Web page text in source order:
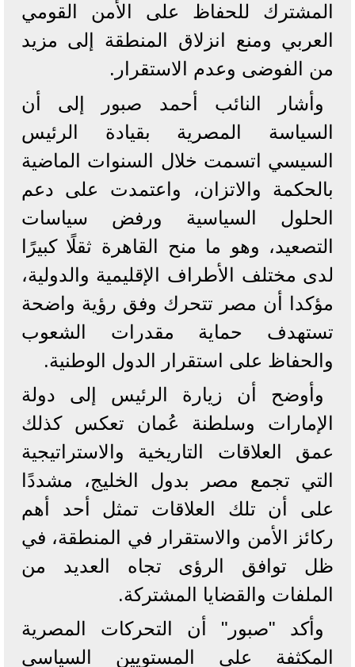
المشترك للحفاظ على الأمن القومي
العربي ومنع انزلاق المنطقة إلى مزيد
من الفوضى وعدم الاستقرار.
وأشار النائب أحمد صبور إلى أن
السياسة المصرية بقيادة الرئيس
السيسي اتسمت خلال السنوات الماضية
بالحكمة والاتزان، واعتمدت على دعم
الحلول السياسية ورفض سياسات
التصعيد، وهو ما منح القاهرة ثقلًا كبيرًا
لدى مختلف الأطراف الإقليمية والدولية،
مؤكدا أن مصر تتحرك وفق رؤية واضحة
تستهدف حماية مقدرات الشعوب
والحفاظ على استقرار الدول الوطنية.
وأوضح أن زيارة الرئيس إلى دولة
الإمارات وسلطنة عُمان تعكس كذلك
عمق العلاقات التاريخية والاستراتيجية
التي تجمع مصر بدول الخليج، مشددًا
على أن تلك العلاقات تمثل أحد أهم
ركائز الأمن والاستقرار في المنطقة، في
ظل توافق الرؤى تجاه العديد من
الملفات والقضايا المشتركة.
وأكد "صبور" أن التحركات المصرية
المكثفة على المستويين السياسي